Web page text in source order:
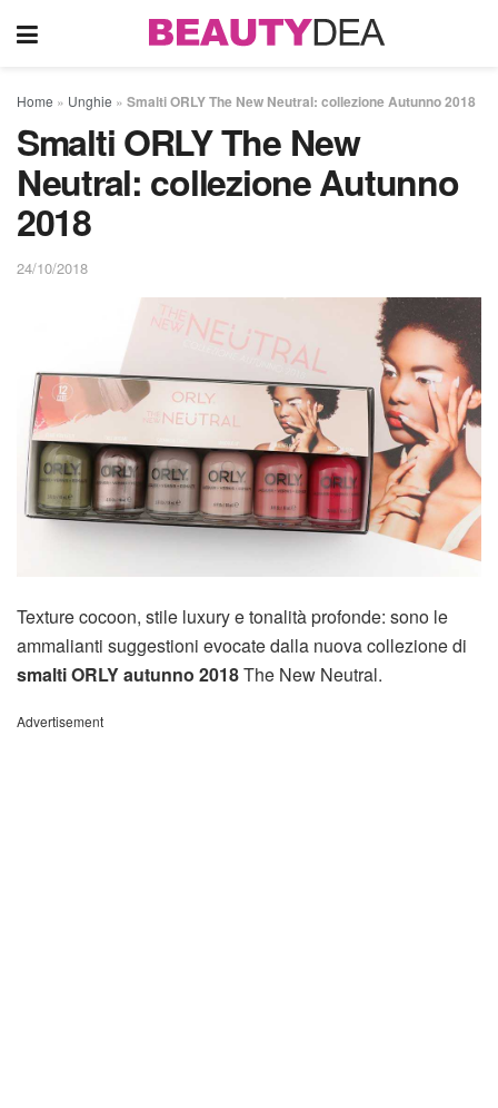
Home » Unghie » Smalti ORLY The New Neutral: collezione Autunno 2018
Smalti ORLY The New
Neutral: collezione Autunno
2018
24/10/2018
Texture cocoon, stile luxury e tonalità profonde: sono le
ammalianti suggestioni evocate dalla nuova collezione di
smalti ORLY autunno 2018The New Neutral.
Advertisement